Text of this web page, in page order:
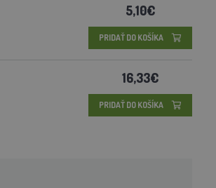
5,10€
PRIDAŤ DO KOŠÍKA
16,33€
PRIDAŤ DO KOŠÍKA